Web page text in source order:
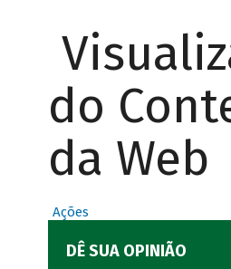
do
da Web
Ações
DÊ SUA OPINIÃO